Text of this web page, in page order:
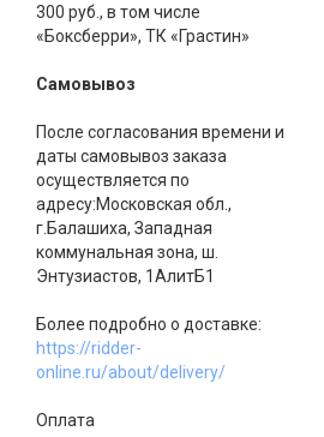
300 руб., в том числе
«Боксберри», ТК «Грастин»
Самовывоз
После согласования времени и
даты самовывоз заказа
осуществляется по
адресу:Московская обл.,
г.Балашиха, Западная
коммунальная зона, ш.
Энтузиастов, 1АлитБ1
Более подробно о доставке:
https://ridder-
online.ru/about/delivery/
Оплата